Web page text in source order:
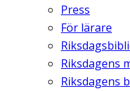
Press
För lärare
Riksdagens
Riksdagens